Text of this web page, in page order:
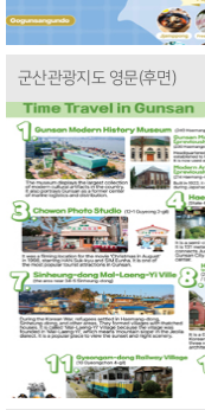
군산관광지도 영문(후면)